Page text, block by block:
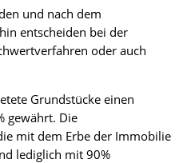
und nach dem
entscheiden bei der
oder auch
Grundstücke einen
gewährt. Die
mit dem Erbe der Immobilie
lediglich mit 90%